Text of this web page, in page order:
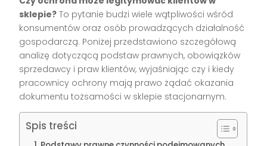
sklepie? To pytanie budzi wiele wątpliwości wśród
konsumentów oraz osób prowadzących działalność
gospodarczą. Poniżej przedstawiono szczegółową
analizę dotyczącą podstaw prawnych, obowiązków
sprzedawcy i praw klientów, wyjaśniając czy i kiedy
pracownicy ochrony mają prawo żądać okazania
dokumentu tożsamości w sklepie stacjonarnym.
Spis treści